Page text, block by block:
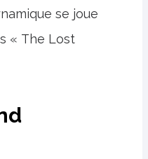
se joue
« The Lost